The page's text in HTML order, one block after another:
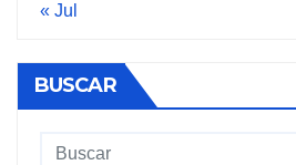
« Jul
BUSCAR